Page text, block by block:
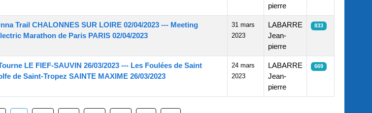
pierre
Trail CHALONNES SUR LOIRE 02/04/2023 --- Meeting
Marathon de Paris PARIS 02/04/2023
31 mars
2023
LABARRE
Jean-
pierre
833
LE FIEF-SAUVIN 26/03/2023 --- Les Foulées de Saint
de Saint-Tropez SAINTE MAXIME 26/03/2023
24 mars
2023
LABARRE
Jean-
pierre
669